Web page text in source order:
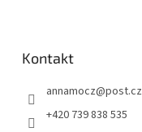
Kontakt
annamocz@post.cz
+420 739 838 535